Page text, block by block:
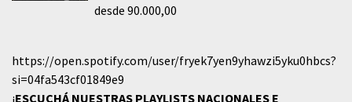
desde 90.000,00
https://open.spotify.com/user/fryek7yen9yhawzi5yku0hbcs?
si=04fa543cf01849e9
¡ESCUCHÁ NUESTRAS PLAYLISTS NACIONALES E